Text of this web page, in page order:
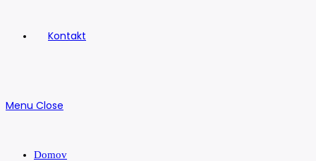
Kontakt
Menu Close
Domov